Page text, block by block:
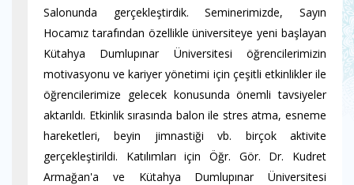
Salonunda gerçekleştirdik. Seminerimizde, Sayın
Hocamız tarafından özellikle üniversiteye yeni başlayan
Kütahya Dumlupınar Üniversitesi öğrencilerimizin
motivasyonu ve kariyer yönetimi için çeşitli etkinlikler ile
öğrencilerimize gelecek konusunda önemli tavsiyeler
aktarıldı. Etkinlik sırasında balon ile stres atma, esneme
hareketleri, beyin jimnastiği vb. birçok aktivite
gerçekleştirildi. Katılımları için Öğr. Gör. Dr. Kudret
Armağan'a ve Kütahya Dumlupınar Üniversitesi